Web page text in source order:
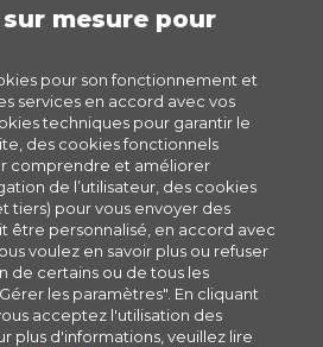
mesure pour
pour son fonctionnement et
services en accord avec vos
techniques pour garantir le
des cookies fonctionnels
comprendre et améliorer
de l’utilisateur, des cookies
tiers) pour vous envoyer des
être personnalisé, en accord avec
voulez en savoir plus ou refuser
de certains ou de tous les
les paramètres". En cliquant
acceptez l'utilisation des
plus d'informations, veuillez lire